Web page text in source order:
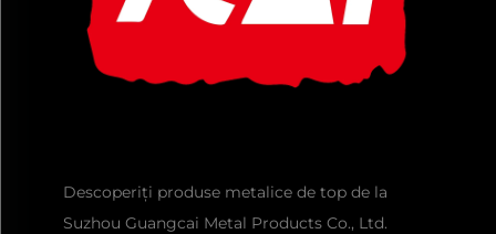
Descoperiți produse metalice de top de la
Suzhou Guangcai Metal Products Co., Ltd.